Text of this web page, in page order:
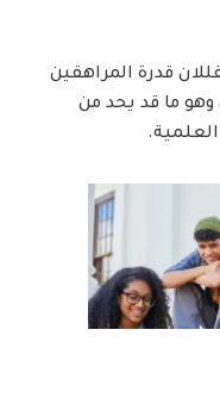
قدرة المراهقين
وهو ما قد يحد من